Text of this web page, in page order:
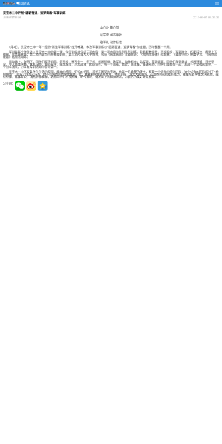
校园资讯
灵宝市二中开展“砥砺奋进，追梦青春”军事训练
河南省教育网
2018-09-07 09:38:38
走齐步 整齐划一
站军姿 威武雄壮
敬军礼 动作标准
9月4日，灵宝市二中一年一度的“新生军事训练”拉开帷幕。本次军事训练以“砥砺奋进，追梦青春”为主题，历时整整一个周。
军训是每个学生进入灵宝市二中的第一课，今年训练共包括三项内容：第一项内容为队列队形训练，包括报数呼号，齐步跑步，军姿跨立，四面转法，携凳上下
楼梯，应急疏散等；第二项内容为内务整理训练；第三项内容为入学教育，包括《我爱我班》主题班会、《唱响主旋律》红歌赛、《遵规守纪》制度学习、《我拼就
能赢》拓展活动等。
运动场上，骄阳下，同学们挥汗如雨。走齐步，整齐划一；走正步，步履矫健；敬军礼，动作标准；站军姿，英姿飒爽。同学们身姿挺拔，步履铿锵，目光坚
定，令人热血沸腾。休息间隙，规范有序，接龙游戏，众志成城，团结协作。每一个班级，教官、班主任、任课老师、同学们凝聚在一起，形成一个坚强的集体，一
个战斗团队，力争在军训活动中誓夺第一。
灵宝市二中不仅是学生生活的家园，精神的乐园，知识的学园，是学子圆梦的宝地，也是一片希望的沃土，有着一个优秀的师生团队，这个优秀的团队闯过了“枪
林弹雨”，创造了辉煌和传奇。她不仅将教育教学放在第一位，更重视学生德育教育，体能训练，意志力的锻炼，心理教育和抗挫折能力，重在培养学生文明素质、组
织纪律、集体意识、团结协作精神，培养同学们不畏困难，朝气蓬勃，奋发向上的精神状态，为自己的美好未来奠基。
分享到：